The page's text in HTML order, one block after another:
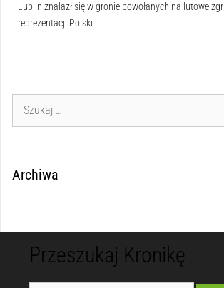
Lublin znalazł się w gronie powołanych na lutowe
reprezentacji Polski....
Archiwa
Przeszukaj Kronikę